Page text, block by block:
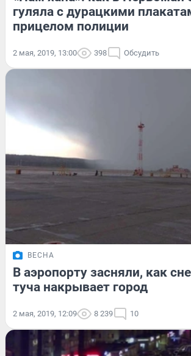
гуляла с дурацкими
прицелом полиции
2 мая, 2019, 13:00 398 Обсудить
ВЕСНА
В аэропорту засняли, как
туча накрывает город
2 мая, 2019, 12:09 8 239 10